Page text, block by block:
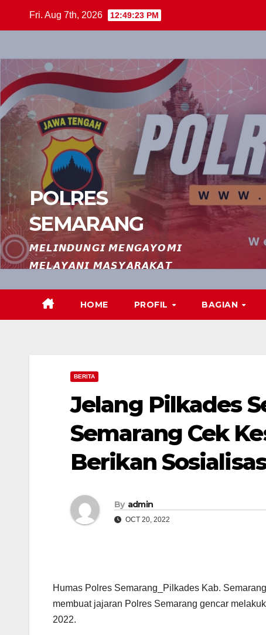
Fri. Aug 7th, 2026 12:49:24 PM
POLRES
SEMARANG
𝙈𝙀𝙇𝙄𝙉𝘿𝙐𝙉𝙂𝙄 𝙈𝙀𝙉𝙂𝘼𝙔𝙊𝙈𝙄
𝙈𝙀𝙇𝘼𝙔𝘼𝙉𝙄 𝙈𝘼𝙎𝙔𝘼𝙍𝘼𝙆𝘼𝙏
HOME PROFIL BAGIAN
BERITA
Jelang Pilkades
Semarang Cek
Berikan
By admin
OCT 20, 2022
Humas Polres Semarang_Pilkades Kab.
membuat jajaran Polres Semarang gencar
2022.